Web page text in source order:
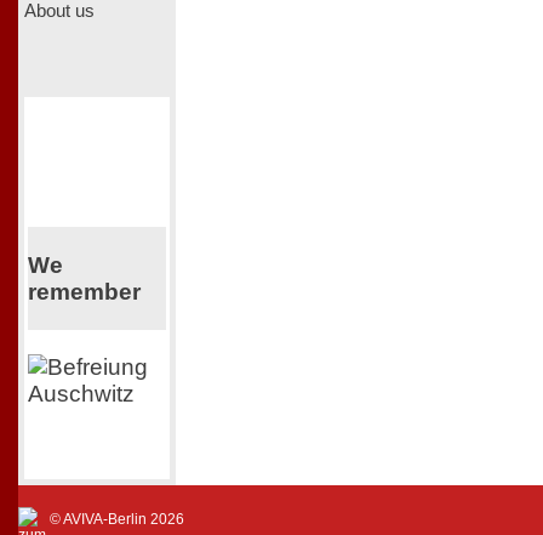
About us
We
remember
© AVIVA-Berlin 2026